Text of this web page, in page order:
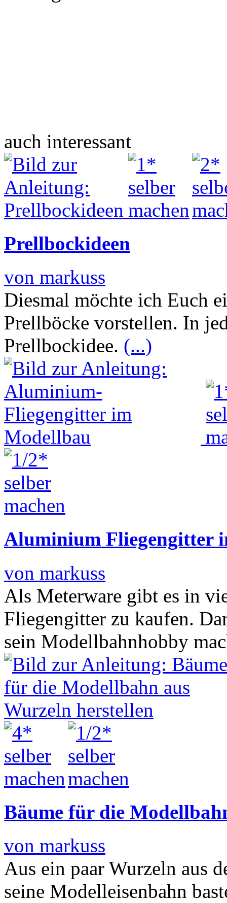
auch interessant
Prellbockideen
von markuss
Diesmal möchte ich Euch
Prellböcke vorstellen. In
Prellbockidee. (...)
Aluminium Fliegengitter
von markuss
Als Meterware gibt es in
Fliegengitter zu kaufen.
sein Modellbahnhobby
Bäume für die
von markuss
Aus ein paar Wurzeln aus
seine Modelleisenbahn